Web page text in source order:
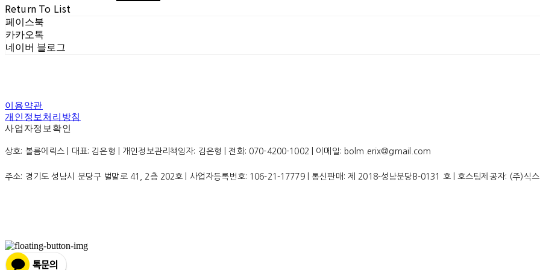
Return To List
페이스북
카카오톡
네이버 블로그
이용약관
개인정보처리방침
사업자정보확인
상호: 볼름에릭스 | 대표: 김은형 | 개인정보관리책임자: 김은형 | 전화: 070-4200-1002 | 이메일: bolm.erix@gmail.com
주소: 경기도 성남시 분당구 벌말로 41, 2층 202호 | 사업자등록번호: 106-21-17779| 통신판매: 제 2018-성남분당B-0131 호| 호스팅제공자: (주)식